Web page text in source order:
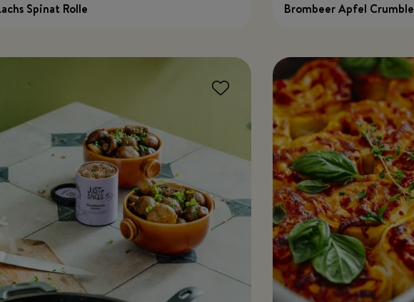
Spinat Rolle Brombeer Apfel Crumble